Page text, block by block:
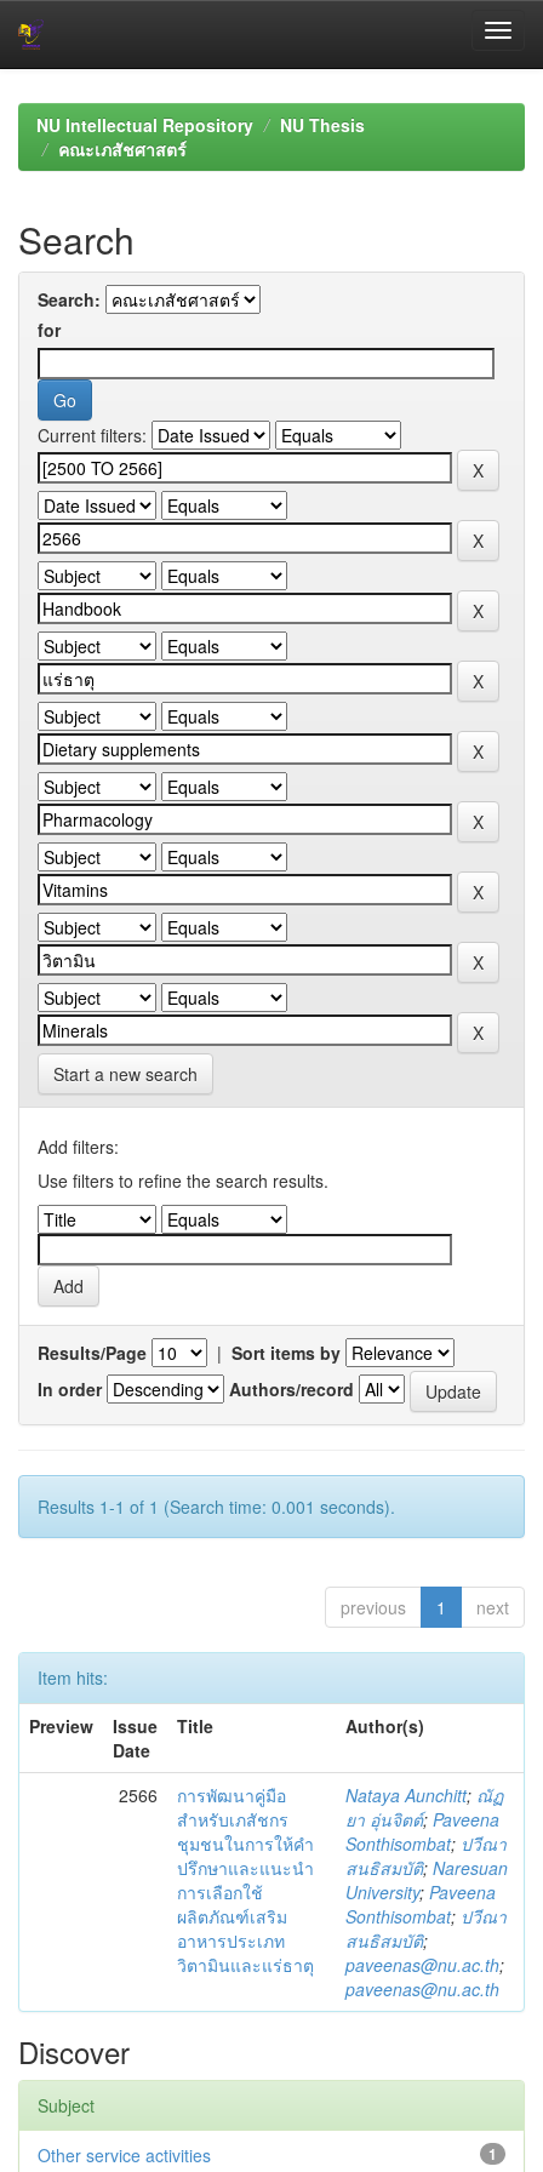
navigationNU Intellectual Repository
NU Thesis
คณะเภสัชศาสตร์
Search
Search:
for
Current filters:
Start a new search
Add filters:
Use filters to refine the search results.
Results/Page | Sort items by
In order
Authors/record
Results 1-1 of 1 (Search time: 0.001 seconds).
previous 1 next
Item hits:
Preview
Issue
Date
Title Author(s)
2566
การพัฒนาคู่มือ
สำหรับเภสัชกร
ชุมชนในการให้คำ
ปรึกษาและแนะนำ
การเลือกใช้
ผลิตภัณฑ์เสริม
อาหารประเภท
วิตามินและแร่ธาตุ
Nataya Aunchitt; ณัฏ
ยา อุ่นจิตต์; Paveena
Sonthisombat; ปวีณา
สนธิสมบัติ; Naresuan
University; Paveena
Sonthisombat; ปวีณา
สนธิสมบัติ;
paveenas@nu.ac.th;
paveenas@nu.ac.th
Discover
Subject
1
Other service activities